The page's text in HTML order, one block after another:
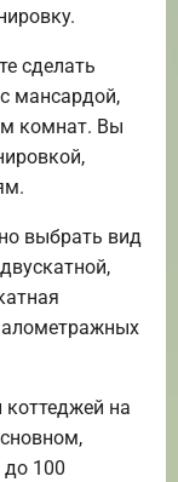
сделать
мансардой,
комнат. Вы
выбрать вид
на
100